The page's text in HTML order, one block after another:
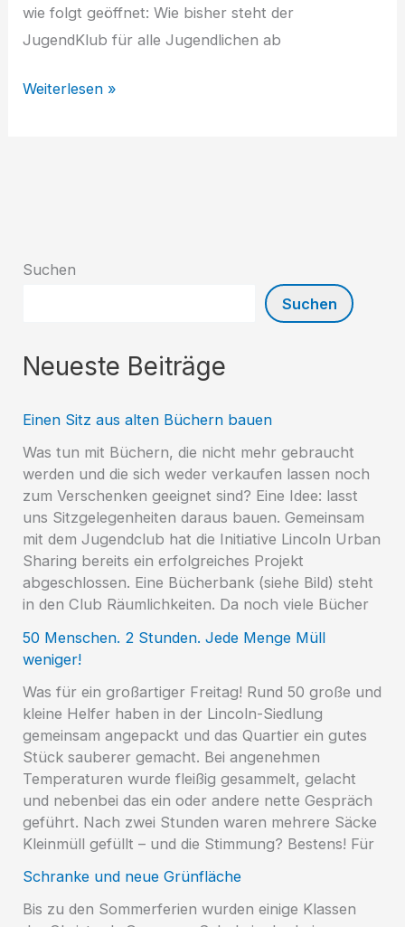
wie folgt geöffnet: Wie bisher steht der
JugendKlub für alle Jugendlichen ab
JugendKlub
Weiterlesen »
Suchen
Suchen
Neueste Beiträge
Einen Sitz aus alten Büchern bauen
Was tun mit Büchern, die nicht mehr gebraucht
werden und die sich weder verkaufen lassen noch
zum Verschenken geeignet sind? Eine Idee: lasst
uns Sitzgelegenheiten daraus bauen. Gemeinsam
mit dem Jugendclub hat die Initiative Lincoln Urban
Sharing bereits ein erfolgreiches Projekt
abgeschlossen. Eine Bücherbank (siehe Bild) steht
in den Club Räumlichkeiten. Da noch viele Bücher
50 Menschen. 2 Stunden. Jede Menge Müll
weniger!
Was für ein großartiger Freitag! Rund 50 große und
kleine Helfer haben in der Lincoln-Siedlung
gemeinsam angepackt und das Quartier ein gutes
Stück sauberer gemacht. Bei angenehmen
Temperaturen wurde fleißig gesammelt, gelacht
und nebenbei das ein oder andere nette Gespräch
geführt. Nach zwei Stunden waren mehrere Säcke
Kleinmüll gefüllt – und die Stimmung? Bestens! Für
Schranke und neue Grünfläche
Bis zu den Sommerferien wurden einige Klassen